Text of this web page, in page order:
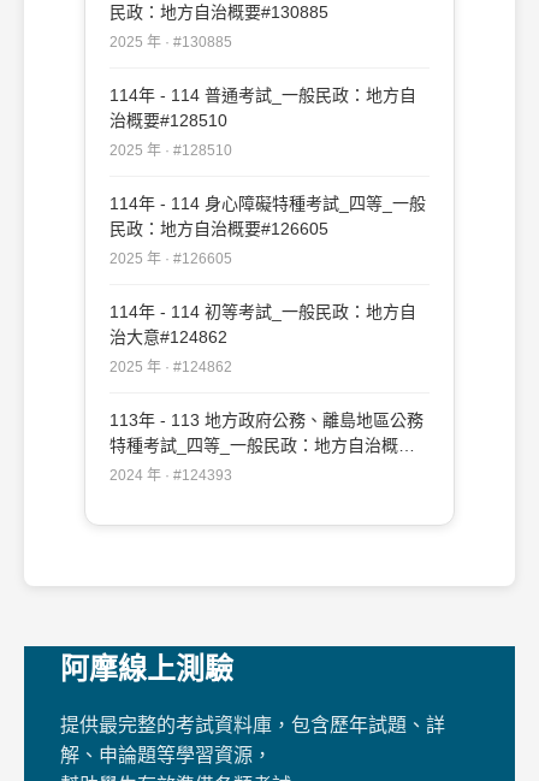
民政：地方自治概要#130885
2025 年 · #130885
114年 - 114 普通考試_一般民政：地方自
治概要#128510
2025 年 · #128510
114年 - 114 身心障礙特種考試_四等_一般
民政：地方自治概要#126605
2025 年 · #126605
114年 - 114 初等考試_一般民政：地方自
治大意#124862
2025 年 · #124862
113年 - 113 地方政府公務、離島地區公務
特種考試_四等_一般民政：地方自治概要
#124393
2024 年 · #124393
阿摩線上測驗
提供最完整的考試資料庫，包含歷年試題、詳
解、申論題等學習資源，